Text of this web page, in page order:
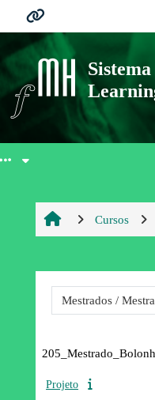
Salta al contenido principal
Moodle
Cursos
Projeto